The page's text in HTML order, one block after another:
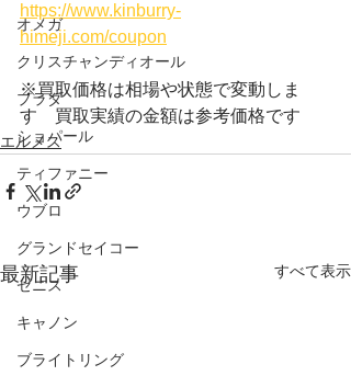
オメガ
クリスチャンディオール
プラダ
ショパール
ティファニー
ウブロ
グランドセイコー
ゼニス
キャノン
ブライトリング
https://www.kinburry-
himeji.com/coupon
※買取価格は相場や状態で変動しま
す　買取実績の金額は参考価格です
エルメス
最新記事 すべて表示